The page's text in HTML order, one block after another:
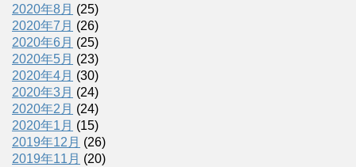
2020年8月 (25)
2020年7月 (26)
2020年6月 (25)
2020年5月 (23)
2020年4月 (30)
2020年3月 (24)
2020年2月 (24)
2020年1月 (15)
2019年12月 (26)
2019年11月 (20)